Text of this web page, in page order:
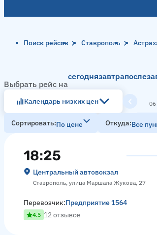
Поиск рейсов Ставрополь
Выбрать рейс на
сегоднязавтра
Календарь низких цен 06
Сортировать По цене Откуда Все
18:25
Центральный автовокзал
Ставрополь, улица Маршала Жукова, 27
Перевозчик:Предприятие 1564
4.5 12 отзывов